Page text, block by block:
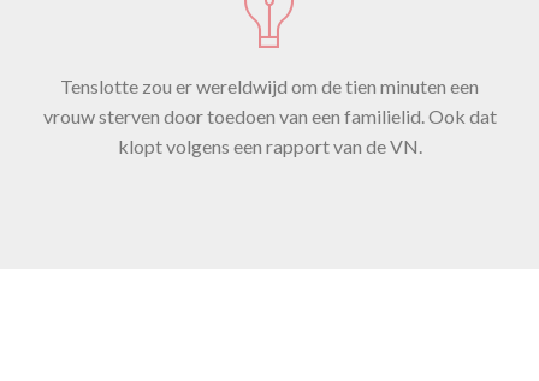
Tenslotte zou er wereldwijd om de tien minuten een
vrouw sterven door toedoen van een familielid. Ook dat
klopt volgens een rapport van de VN.